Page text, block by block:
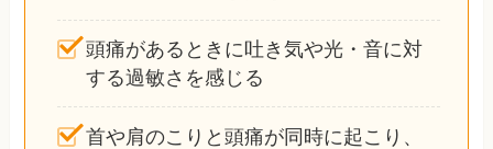
頭痛があるときに吐き気や光・音に対
する過敏さを感じる
首や肩のこりと頭痛が同時に起こり、